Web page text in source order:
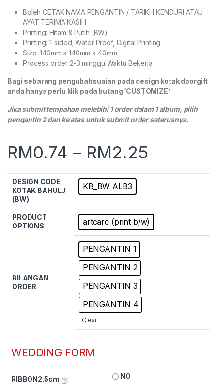
Boleh CETAK NAMA PENGANTIN / TARIKH KENDURI ATAU
AYAT TERIMA KASIH
Printing: Hitam & Putih (BW).
Printing: 1-sided; Water Proof, Digital Printing
Size: 140mm x 140mm x 40mm
Process order 2-3 minggu Waktu Bekerja
Bagi sebarang pengubahsuaian pada design kotak doorgift
anda hanya perlu klik pada butang ‘CUSTOMIZE’
Jika submit tempahan melebihi 1 order dalam 1 album, pilih
pengantin 2 dan ke atas untuk submit order seterusnya.
RM0.74 – RM2.25
DESIGN CODE
KOTAK BAHULU
(BW)
KB_BW ALB3
PRODUCT
OPTIONS
artcard (print b/w)
BILANGAN
ORDER
PENGANTIN 1
PENGANTIN 2
PENGANTIN 3
PENGANTIN 4
Clear
WEDDING FORM
RIBBON2.5cm
NO